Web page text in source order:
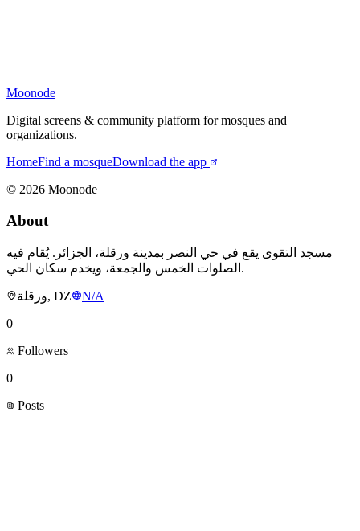
Moonode
Digital screens & community platform for mosques and
organizations.
HomeFind a mosqueDownload the app
© 2026 Moonode
About
مسجد التقوى يقع في حي النصر بمدينة ورقلة، الجزائر. يُقام فيه
الصلوات الخمس والجمعة، ويخدم سكان الحي.
ورقلة, DZ
N/A
0
Followers
0
Posts